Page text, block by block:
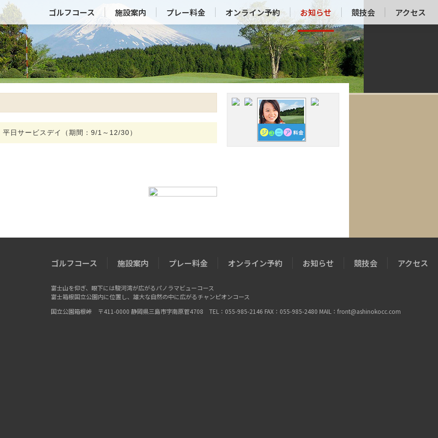
ゴルフコース 施設案内 プレー料金 オンライン予約 お知らせ 競技会 アクセス
平日サービスデイ（期間：9/1～12/30）
ゴルフコース 施設案内 プレー料金 オンライン予約 お知らせ 競技会 アクセス
富士山を仰ぎ、眼下には駿河湾が広がるパノラマビューコース
富士箱根国立公園内に位置し、雄大な自然の中に広がるチャンピオンコース
国立公園箱根峠 〒411-0000 静岡県三島市字南原菅4708 TEL：055-985-2146 FAX：055-985-2480 MAIL： front@ashinokocc.com